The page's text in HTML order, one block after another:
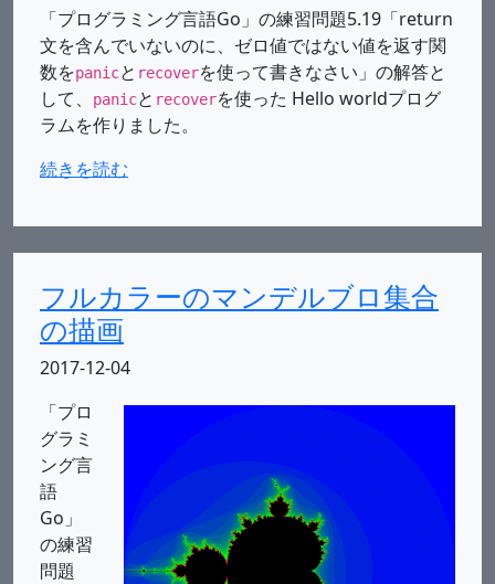
「プログラミング言語Go」の練習問題5.19「return
文を含んでいないのに、ゼロ値ではない値を返す関
数をpanicと recoverを使って書きなさい」の解答と
して、
panicと recoverを使った Hello worldプログ
ラムを作りました。
続きを読む
フルカラーのマンデルブロ集合
の描画
2017-12-04
「プロ
グラミ
ング言
語
Go」
の練習
問題